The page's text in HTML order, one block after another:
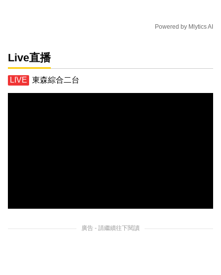
Powered by Mlytics AI
Live直播
東森綜合二台
廣告 - 請繼續往下閱讀